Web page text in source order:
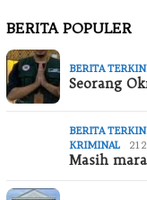
BERITA POPULER
BERITA
Seorang
BERITA
KRIMINAL
Masih